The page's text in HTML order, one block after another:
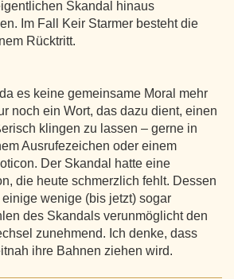
Skandal hinaus
Im Fall Keir Starmer besteht die
Rücktritt.
es keine gemeinsame Moral mehr
noch ein Wort, das dazu dient, einen
klingen zu lassen – gerne in
Ausrufezeichen oder einem
Der Skandal hatte eine
die heute schmerzlich fehlt. Dessen
wenige (bis jetzt) sogar
des Skandals verunmöglicht den
zunehmend. Ich denke, dass
ihre Bahnen ziehen wird.